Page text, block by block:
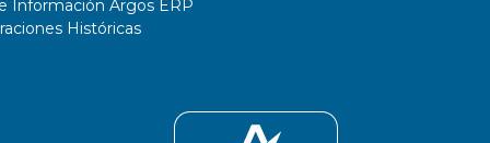
Información Argos ERP
Históricas